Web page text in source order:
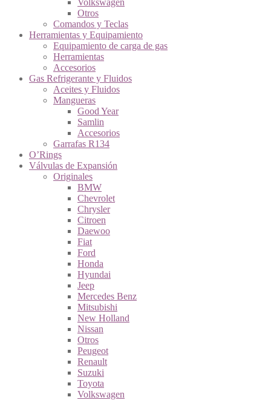
Volkswagen
Otros
Comandos y Teclas
Herramientas y Equipamiento
Equipamiento de carga de gas
Herramientas
Accesorios
Gas Refrigerante y Fluidos
Aceites y Fluidos
Mangueras
Good Year
Samlin
Accesorios
Garrafas R134
O’Rings
Válvulas de Expansión
Originales
BMW
Chevrolet
Chrysler
Citroen
Daewoo
Fiat
Ford
Honda
Hyundai
Jeep
Mercedes Benz
Mitsubishi
New Holland
Nissan
Otros
Peugeot
Renault
Suzuki
Toyota
Volkswagen